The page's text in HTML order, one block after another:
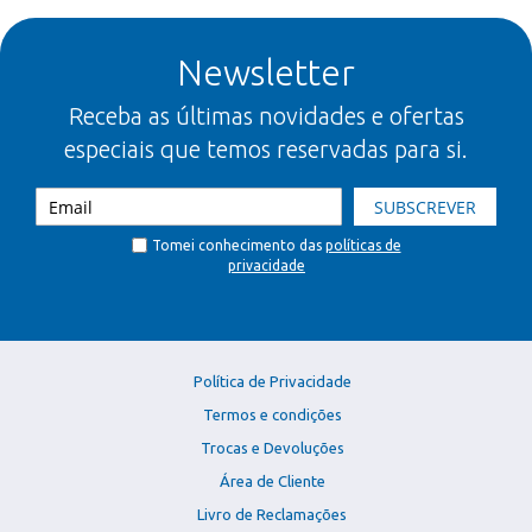
Newsletter
Receba as últimas novidades e ofertas
especiais que temos reservadas para si.
SUBSCREVER
Tomei conhecimento das políticas de
privacidade
Política de Privacidade
Termos e condições
Trocas e Devoluções
Área de Cliente
Livro de Reclamações